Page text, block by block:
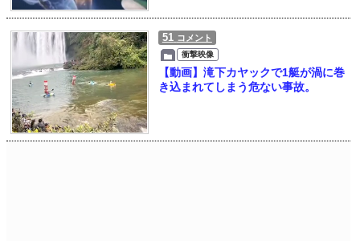
51 コメント
衝撃映像
【動画】滝下カヤックで1艇が渦に巻
き込まれてしまう危ない事故。